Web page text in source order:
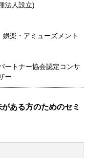
法人設立)
・アミューズメント
ートナー協会認定コンサ
ー
ある方のためのセミ